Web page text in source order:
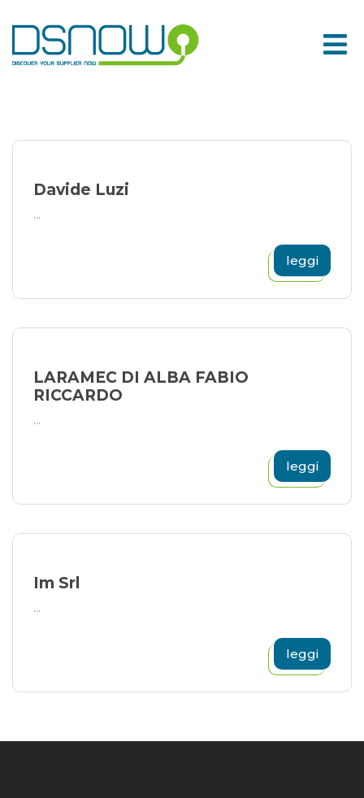
to
content
Davide Luzi
...
leggi
LARAMEC DI ALBA FABIO
RICCARDO
...
leggi
Im Srl
...
leggi